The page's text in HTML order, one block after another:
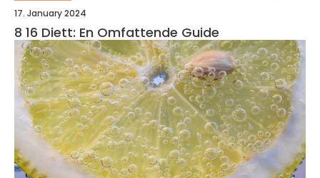
17. January 2024
8 16 Diett: En Omfattende Guide